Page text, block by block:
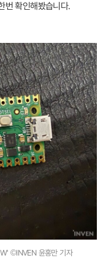
번 확인해봤습니다.
©INVEN 윤홍만 기자